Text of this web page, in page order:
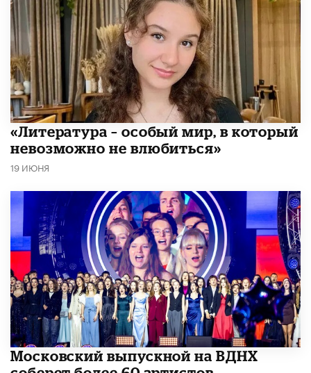
​«Литература – особый мир, в который
невозможно не влюбиться»
19 ИЮНЯ
Московский выпускной на ВДНХ